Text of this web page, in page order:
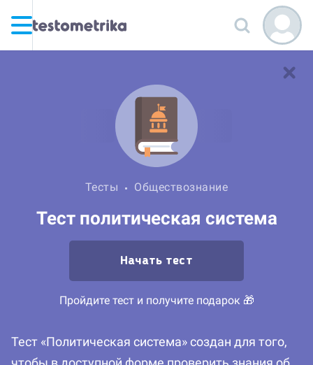
Тесты Обществознание
Тест политическая система
Начать тест
Пройдите тест и получите подарок 🎁
Тест «Политическая система» создан для того,